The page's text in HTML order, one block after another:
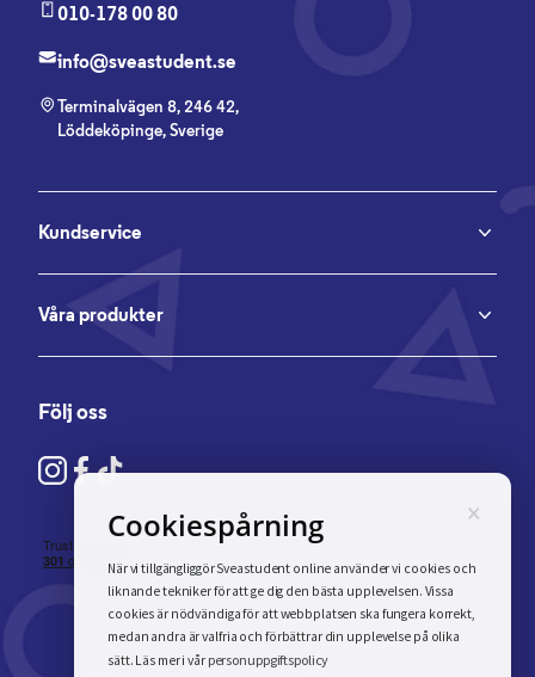
010-178 00 80
info@sveastudent.se
Terminalvägen 8, 246 42,
Löddeköpinge, Sverige
Kundservice
Våra produkter
Följ oss
×
Cookiespårning
När vi tillgängliggör Sveastudent online använder vi cookies och
liknande tekniker för att ge dig den bästa upplevelsen. Vissa
cookies är nödvändiga för att webbplatsen ska fungera korrekt,
medan andra är valfria och förbättrar din upplevelse på olika
sätt. Läs mer i vår personuppgiftspolicy